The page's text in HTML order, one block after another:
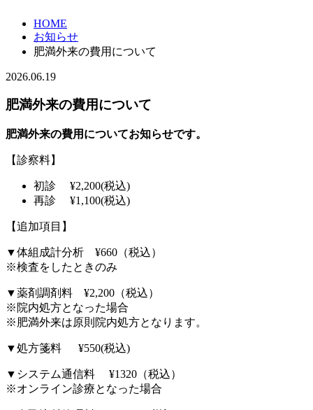
HOME
お知らせ
肥満外来の費用について
2026.06.19
肥満外来の費用について
肥満外来の費用についてお知らせです。
【診察料】
初診 ¥2,200(税込)
再診 ¥1,100(税込)
【追加項目】
▼体組成計分析 ¥660（税込）
※検査をしたときのみ
▼薬剤調剤料 ¥2,200（税込）
※院内処方となった場合
※肥満外来は原則院内処方となります。
▼処方箋料 ¥550(税込)
▼システム通信料 ¥1320（税込）
※オンライン診療となった場合